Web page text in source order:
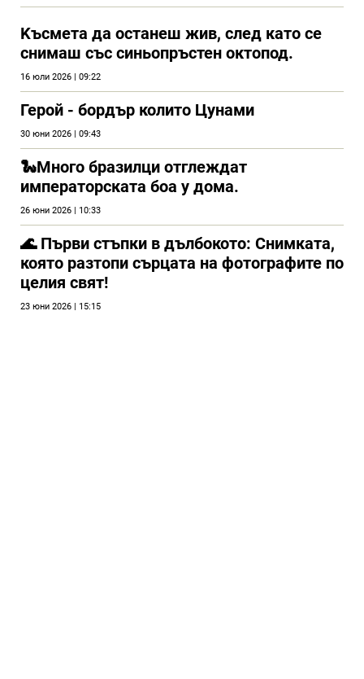
Kъсмета да останеш жив, след като се
снимаш със синьопръстен октопод.
16 юли 2026 | 09:22
Герой - бордър колито Цунами
30 юни 2026 | 09:43
🐍Много бразилци отглеждат
императорската боа у дома.
26 юни 2026 | 10:33
🌊 Първи стъпки в дълбокото: Снимката,
която разтопи сърцата на фотографите по
целия свят!
23 юни 2026 | 15:15